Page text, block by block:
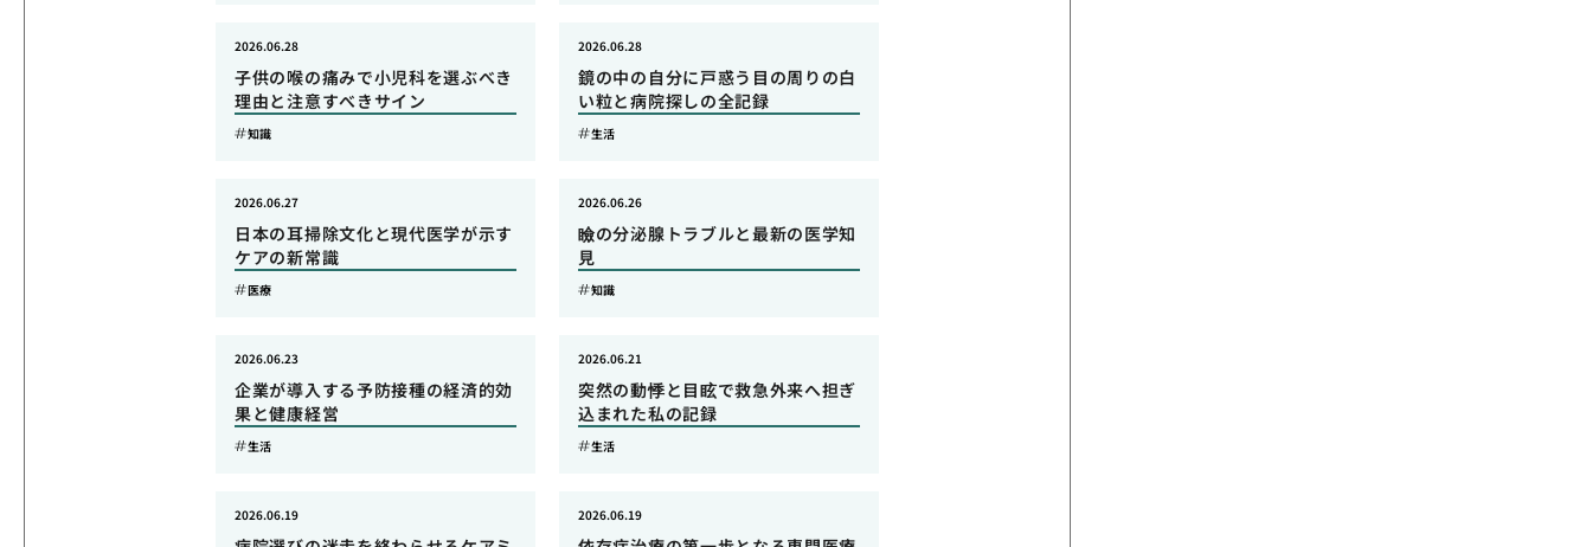
子供の喉の痛みで小児科を選ぶべき
理由と注意すべきサイン
2026.06.28
知識
鏡の中の自分に戸惑う目の周りの白
い粒と病院探しの全記録
2026.06.28
生活
日本の耳掃除文化と現代医学が示す
ケアの新常識
2026.06.27
医療
瞼の分泌腺トラブルと最新の医学知
見
2026.06.26
知識
企業が導入する予防接種の経済的効
果と健康経営
2026.06.23
生活
突然の動悸と目眩で救急外来へ担ぎ
込まれた私の記録
2026.06.21
生活
2026.06.19 2026.06.19